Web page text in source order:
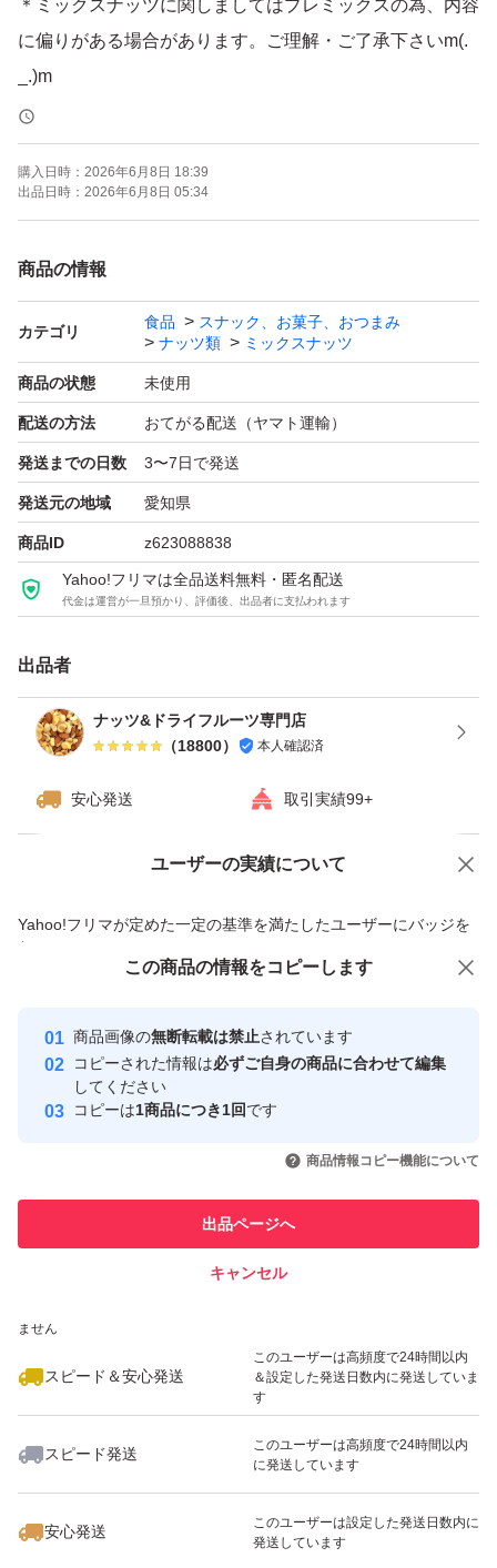
＊ミックスナッツに関しましてはプレミックスの為、内容
に偏りがある場合があります。ご理解・ご了承下さいm(.
_.)m
＊ドライフルーツとナッツのミックスは発送日の袋詰めで
もナッツがしけてしまう可能性がございます。ご理解・ご
了承下さい。
素焼きアーモンド
低糖質
ローカーボ
おつまみ
お菓子作り
ミックスナッツ
おやつ
ギルトフリー
ダイエット
うす塩
種類ミックスナッツ
購入日時： 2026年6月8日 18:39
出品日時： 2026年6月8日 05:34
商品の情報
カテゴリ
食品
スナック、お菓子、おつまみ
ナッツ類
ミックスナッツ
商品の状態 未使用
配送の方法 おてがる配送（ヤマト運輸）
発送までの日数 3〜7日で発送
発送元の地域 愛知県
商品ID z623088838
Yahoo!フリマは全品送料無料・匿名配送
代金は運営が一旦預かり、評価後、出品者に支払われます
出品者
ナッツ&ドライフルーツ専門店
（18800） 本人確認済
安心発送 取引実績99+
ユーザーの実績について
Yahoo!フリマが定めた一定の基準を満たしたユーザーにバッジを
付与しています
安心取引出品者
心・安全なユーザーです
取引実績
引を完了させた実績があります
での取引実績があります
ません
スピード＆安心発送
このユーザーは高頻度で24時間以内
＆設定した発送日数内に発送していま
す
スピード発送
このユーザーは高頻度で24時間以内
に発送しています
安心発送
このユーザーは設定した発送日数内に
発送しています
価格の相談 商品への質問
この商品の情報をコピーします
商品画像の無断転載は禁止されています
コピーされた情報は必ずご自身の商品に合わせて編集
してください
コピーは1商品につき1回です
商品情報コピー機能について
出品ページへ
キャンセル
この商品をみている人にオススメ
いいね！
1,650